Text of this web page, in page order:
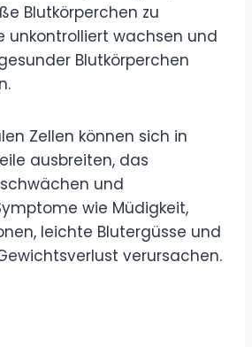
Blutkörperchen zu
unkontrolliert wachsen und
Blutkörperchen
Zellen können sich in
ausbreiten, das
und
wie Müdigkeit,
leichte Blutergüsse und
verursachen.